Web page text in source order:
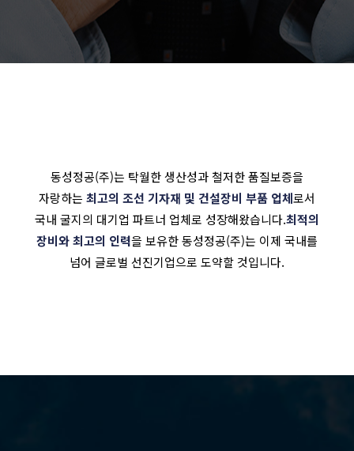
동성정공(주)는 탁월한 생산성과 철저한 품질보증을
자랑하는 최고의 조선 기자재 및 건설장비 부품 업체로서
국내 굴지의 대기업 파트너 업체로 성장해왔습니다.최적의
장비와 최고의 인력을 보유한 동성정공(주)는 이제 국내를
넘어 글로벌 선진기업으로 도약할 것입니다.